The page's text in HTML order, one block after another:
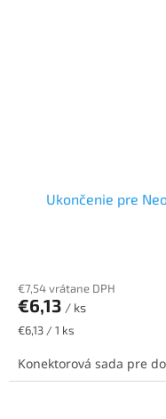
Ukončenie pre
€7,54 vrátane DPH
€6,13 / ks
Jednotková
€6,13 / 1 ks
Konektorová sada pre